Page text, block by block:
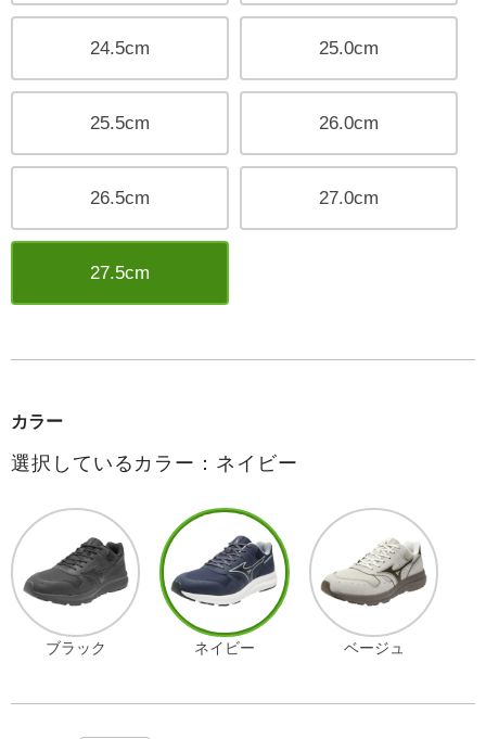
24.5cm 25.0cm
25.5cm 26.0cm
26.5cm 27.0cm
27.5cm
カラー
選択しているカラー：ネイビー
ブラック ネイビー ベージュ